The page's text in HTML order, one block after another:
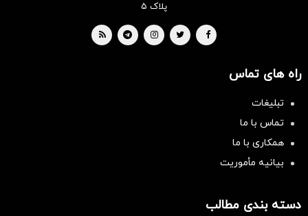
پلاک ۵
راه های تماس
تبلیغات
تماس با ما
همکاری با ما
بیانیه مأموریت
دسته بندی مطالب